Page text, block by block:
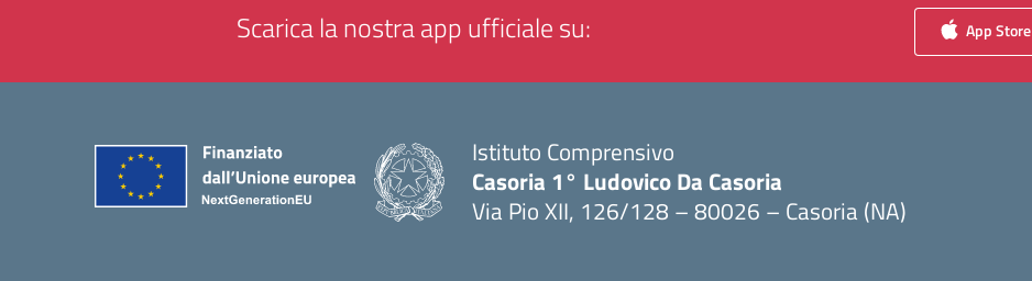
Scarica la nostra app ufficiale su: App Store
Istituto Comprensivo
Casoria 1° Ludovico Da Casoria
Via Pio XII, 126/128 – 80026 – Casoria (NA)